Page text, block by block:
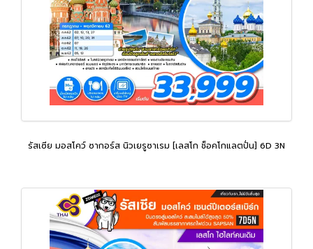
รัสเซีย มอสโคว์ ซากอร์ส นิวเยรูซาเรม [เลสโก ช็อคโกแลตปั่น] 6D 3N